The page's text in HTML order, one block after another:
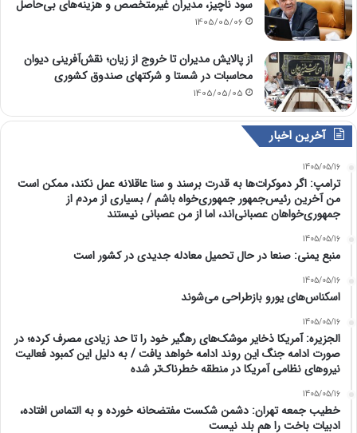
سود ناچیز، مدیران غیرمتخصص و هزینه‌های بی‌حاصل
1405/05/06
از پالایش مدیران تا خروج از زیان؛ نقش‌آفرینی دیوان
محاسبات در شستا و شرکتهای صندوق کشوری
1405/05/05
آخرین اخبار
1405/05/16
ترامپ: اگر دموکرات‌ها به قدرت برسند و سنا عاقلانه عمل نکند، ممکن است
من آخرین رئیس‌جمهور جمهوری‌خواه باشم / بسیاری از مردم از
جمهوری‌خواهان عصبانی‌اند، اما از من عصبانی نیستند
1405/05/16
منبع یمنی: صنعا در حال تحمیل معادله جدیدی در کشور است
1405/05/16
اسکناس‌های یورو بازطراحی می‌شوند
1405/05/16
الجزیره: آمریکا ذخایر موشک‌های رهگیر خود را تا حد زیادی مصرف کرده؛ در
صورت ادامه جنگ این روند ادامه خواهد یافت / به دلیل این کمبود فعالیت
نیرو‌های نظامی آمریکا در منطقه خطرناک‌تر شده
1405/05/16
خطیب جمعه تهران: دشمن شکست مفتضحانه خورده و به التماس افتاده،
ادبیات باخت را هم بلد نیست